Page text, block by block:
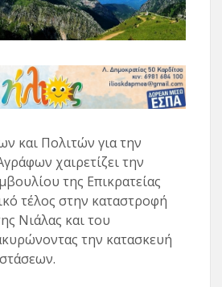
και Πολιτών για την
χαιρετίζει την
της Επικρατείας
τέλος στην καταστροφή
Νιάλας και του
την κατασκευή